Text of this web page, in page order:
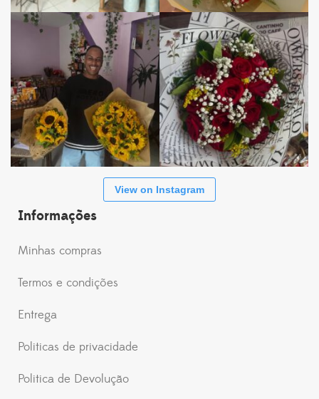
View on Instagram
Informações
Minhas compras
Termos e condições
Entrega
Politicas de privacidade
Politica de Devolução